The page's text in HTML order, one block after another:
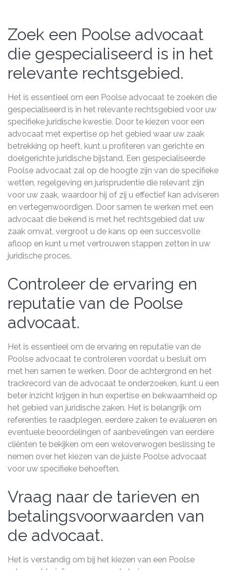
Zoek een Poolse advocaat
die gespecialiseerd is in het
relevante rechtsgebied.
Het is essentieel om een Poolse advocaat te zoeken die
gespecialiseerd is in het relevante rechtsgebied voor uw
specifieke juridische kwestie. Door te kiezen voor een
advocaat met expertise op het gebied waar uw zaak
betrekking op heeft, kunt u profiteren van gerichte en
doelgerichte juridische bijstand. Een gespecialiseerde
Poolse advocaat zal op de hoogte zijn van de specifieke
wetten, regelgeving en jurisprudentie die relevant zijn
voor uw zaak, waardoor hij of zij u effectief kan adviseren
en vertegenwoordigen. Door samen te werken met een
advocaat die bekend is met het rechtsgebied dat uw
zaak omvat, vergroot u de kans op een succesvolle
afloop en kunt u met vertrouwen stappen zetten in uw
juridische proces.
Controleer de ervaring en
reputatie van de Poolse
advocaat.
Het is essentieel om de ervaring en reputatie van de
Poolse advocaat te controleren voordat u besluit om
met hen samen te werken. Door de achtergrond en het
trackrecord van de advocaat te onderzoeken, kunt u een
beter inzicht krijgen in hun expertise en bekwaamheid op
het gebied van juridische zaken. Het is belangrijk om
referenties te raadplegen, eerdere zaken te evalueren en
eventuele beoordelingen of aanbevelingen van eerdere
cliënten te bekijken om een weloverwogen beslissing te
nemen over het kiezen van de juiste Poolse advocaat
voor uw specifieke behoeften.
Vraag naar de tarieven en
betalingsvoorwaarden van
de advocaat.
Het is verstandig om bij het kiezen van een Poolse